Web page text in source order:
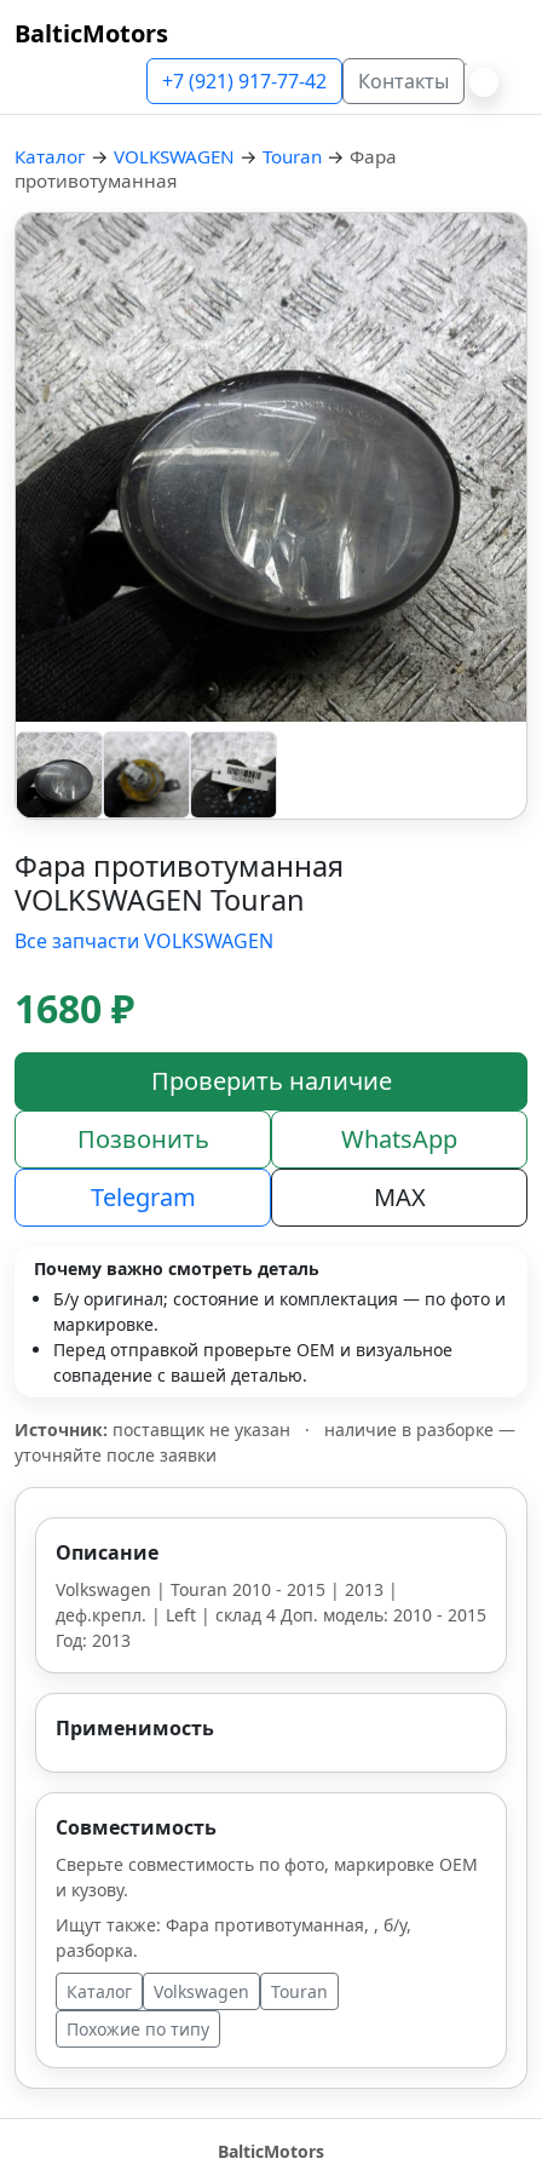
BalticMotors
+7 (921) 917-77-42 Контакты
Каталог → VOLKSWAGEN → Touran → Фара
противотуманная
Фара противотуманная
VOLKSWAGEN Touran
Все запчасти VOLKSWAGEN
1680 ₽
Проверить наличие
Позвонить
WhatsApp
Telegram
MAX
Почему важно смотреть деталь
Б/у оригинал; состояние и комплектация — по фото и
маркировке.
Перед отправкой проверьте OEM и визуальное
совпадение с вашей деталью.
Источник: поставщик не указан ·
наличие в разборке —
уточняйте после заявки
Описание
Volkswagen | Touran 2010 - 2015 | 2013 |
деф.крепл. | Left | склад 4 Доп. модель: 2010 - 2015
Год: 2013
Применимость
Совместимость
Сверьте совместимость по фото, маркировке OEM
и кузову.
Ищут также: Фара противотуманная, , б/у,
разборка.
Каталог
Volkswagen
Touran
Похожие по типу
BalticMotors